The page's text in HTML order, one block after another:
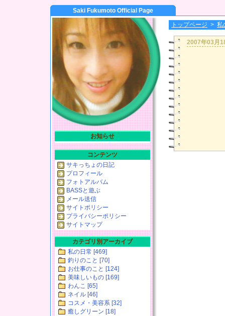
Saki Fukumoto Official Page
トップページ > 私
2007年03月
お知らせ
コンテンツ
サキっちょの日記
プロフィール
フォトアルバム
BASSと遊ぶ
メール送信
サイトポリシー
プライバシーポリシー
サイトマップ
カテゴリ別アーカイブ
私の日常 [469]
釣りのこと [70]
お仕事のこと [124]
美味しいもの [169]
わんこ [65]
ネイル [46]
コスメ・美容系 [32]
癒しグリーン [18]